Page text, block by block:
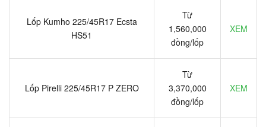
Lốp Kumho 225/45R17 Ecsta
HS51
Từ
1,560,000
đồng/lốp
XEM
Lốp Pirelli 225/45R17 P ZERO
Từ
3,370,000
đồng/lốp
XEM